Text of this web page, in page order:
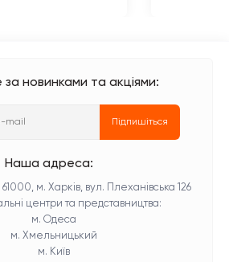
за новинками та акціями:
Підпишіться
Наша адреса:
м. Харків, вул. Плеханівська 126
центри та представництва:
м. Одеса
м. Хмельницький
м. Київ